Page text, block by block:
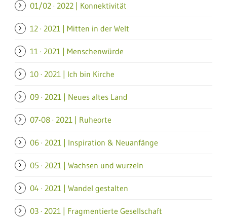
01/02 · 2022 | Konnektivität
12 · 2021 | Mitten in der Welt
11 · 2021 | Menschenwürde
10 · 2021 | Ich bin Kirche
09 · 2021 | Neues altes Land
07-08 · 2021 | Ruheorte
06 · 2021 | Inspiration & Neuanfänge
05 · 2021 | Wachsen und wurzeln
04 · 2021 | Wandel gestalten
03 · 2021 | Fragmentierte Gesellschaft